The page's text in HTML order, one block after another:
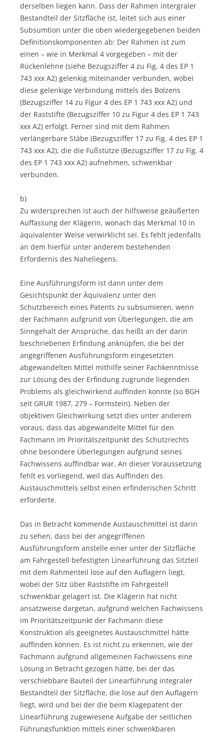
derselben liegen kann. Dass der Rahmen intergraler
Bestandteil der Sitzfläche ist, leitet sich aus einer
Subsumtion unter die oben wiedergegebenen beiden
Definitionskomponenten ab: Der Rahmen ist zum
einen – wie in Merkmal 4 vorgegeben – mit der
Rückenlehne (siehe Bezugsziffer 4 zu Fig. 4 des EP 1
743 xxx A2) gelenkig miteinander verbunden, wobei
diese gelenkige Verbindung mittels des Bolzens
(Bezugsziffer 14 zu Figur 4 des EP 1 743 xxx A2) und
der Raststifte (Bezugsziffer 10 zu Figur 4 des EP 1 743
xxx A2) erfolgt. Ferner sind mit dem Rahmen
verlängerbare Stäbe (Bezugsziffer 17 zu Fig. 4 des EP 1
743 xxx A2), die die Fußstütze (Bezugsziffer 17 zu Fig. 4
des EP 1 743 xxx A2) aufnehmen, schwenkbar
verbunden.
b)
Zu widersprechen ist auch der hilfsweise geäußerten
Auffassung der Klägerin, wonach das Merkmal 10 in
äquivalenter Weise verwirklicht sei. Es fehlt jedenfalls
an dem hierfür unter anderem bestehenden
Erfordernis des Naheliegens.
Eine Ausführungsform ist dann unter dem
Gesichtspunkt der Äquivalenz unter den
Schutzbereich eines Patents zu subsumieren, wenn
der Fachmann aufgrund von Überlegungen, die am
Sinngehalt der Ansprüche, das heißt an der darin
beschriebenen Erfindung anknüpfen, die bei der
angegriffenen Ausführungsform eingesetzten
abgewandelten Mittel mithilfe seiner Fachkenntnisse
zur Lösung des der Erfindung zugrunde liegenden
Problems als gleichwirkend auffinden konnte (so BGH
seit GRUR 1987, 279 – Formstein). Neben der
objektiven Gleichwirkung setzt dies unter anderem
voraus, dass das abgewandelte Mittel für den
Fachmann im Prioritätszeitpunkt des Schutzrechts
ohne besondere Überlegungen aufgrund seines
Fachwissens auffindbar war. An dieser Voraussetzung
fehlt es vorliegend, weil das Auffinden des
Austauschmittels selbst einen erfinderischen Schritt
erforderte.
Das in Betracht kommende Austauschmittel ist darin
zu sehen, dass bei der angegriffenen
Ausführungsform anstelle einer unter der Sitzfläche
am Fahrgestell befestigten Linearführung das Sitzteil
mit dem Rahmenteil lose auf den Auflagern liegt,
wobei der Sitz über Raststifte im Fahrgestell
schwenkbar gelagert ist. Die Klägerin hat nicht
ansatzweise dargetan, aufgrund welchen Fachwissens
im Prioritätszeitpunkt der Fachmann diese
Konstruktion als geeignetes Austauschmittel hätte
auffinden können. Es ist nicht zu erkennen, wie der
Fachmann aufgrund allgemeinen Fachwissens eine
Lösung in Betracht gezogen hätte, bei der das
verschiebbare Bauteil der Linearführung integraler
Bestandteil der Sitzfläche, die lose auf den Auflagern
liegt, wird und bei der die beim Klagepatent der
Linearführung zugewiesene Aufgabe der seitlichen
Führungsfunktion mittels einer schwenkbaren